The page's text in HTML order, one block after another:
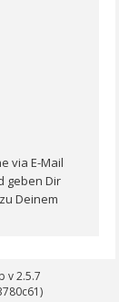
via E-Mail
geben Dir
Deinem
v 2.5.7